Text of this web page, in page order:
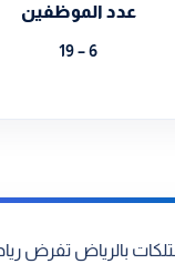
عدد الموظفين
6 – 19
بالرياض تفرض